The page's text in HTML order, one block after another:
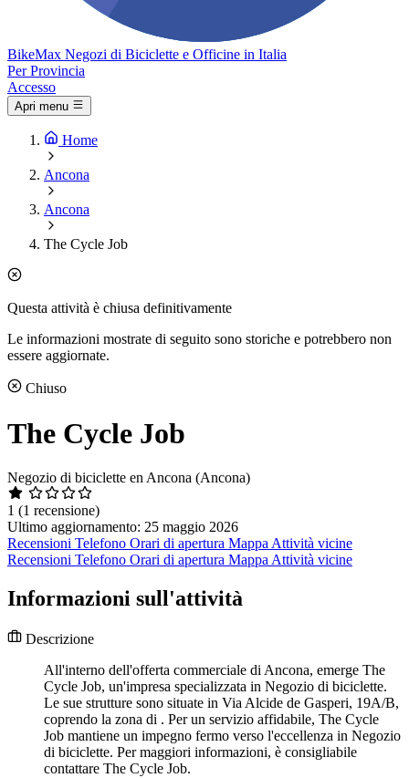
BikeMax Negozi di Biciclette e Officine in Italia
Per Provincia
Accesso
Apri menu
Home
Ancona
Ancona
The Cycle Job
Questa attività è chiusa definitivamente
Le informazioni mostrate di seguito sono storiche e potrebbero non
essere aggiornate.
Chiuso
The Cycle Job
Negozio di biciclette en Ancona (Ancona)
1 (1 recensione)
Ultimo aggiornamento: 25 maggio 2026
Recensioni Telefono Orari di apertura Mappa Attività vicine
Recensioni Telefono Orari di apertura Mappa Attività vicine
Informazioni sull'attività
Descrizione
All'interno dell'offerta commerciale di Ancona, emerge The
Cycle Job, un'impresa specializzata in Negozio di biciclette.
Le sue strutture sono situate in Via Alcide de Gasperi, 19A/B,
coprendo la zona di . Per un servizio affidabile, The Cycle
Job mantiene un impegno fermo verso l'eccellenza in Negozio
di biciclette. Per maggiori informazioni, è consigliabile
contattare The Cycle Job.